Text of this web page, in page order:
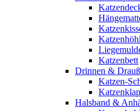
Katzenbett
Drinnen &
Katzen-
Halsband &